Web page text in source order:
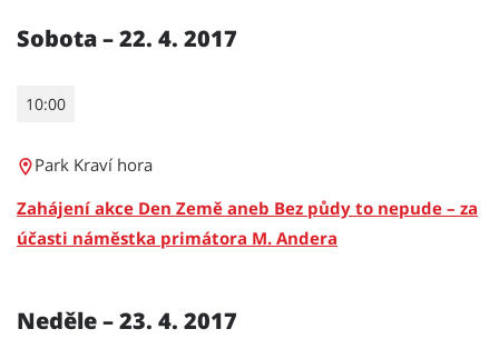
Sobota – 22. 4. 2017
10:00
Park Kraví hora
Zahájení akce Den Země aneb Bez půdy to nepude – za
účasti náměstka primátora M. Andera
Neděle – 23. 4. 2017